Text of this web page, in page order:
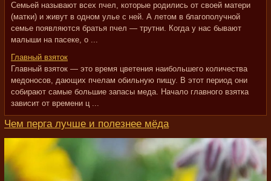
Семьей называют всех пчел, которые родились от своей матери
(матки) и живут в одном улье с ней. А летом в благополучной
семье появляются братья пчел — трутни. Когда у нас бывают
малыши на пасеке, о ...
Главный взяток
Главный взяток — это время цветения наибольшего количества
медоносов, дающих пчелам обильную пищу. В этот период они
собирают самые большие запасы меда. Начало главного взятка
зависит от времени ц ...
Чем перга лучше и полезнее мёда